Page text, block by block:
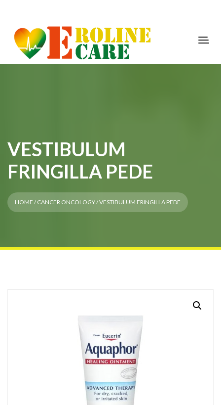
VESTIBULUM
FRINGILLA PEDE
HOME /CANCER ONCOLOGY/ VESTIBULUM FRINGILLA PEDE